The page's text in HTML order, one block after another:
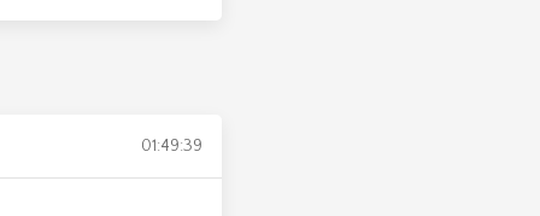
01:49:39